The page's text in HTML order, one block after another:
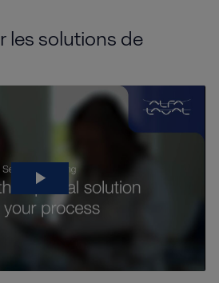
les solutions de